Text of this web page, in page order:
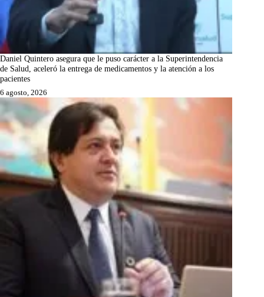
Daniel Quintero asegura que le puso carácter a la Superintendencia
de Salud, aceleró la entrega de medicamentos y la atención a los
pacientes
6 agosto, 2026